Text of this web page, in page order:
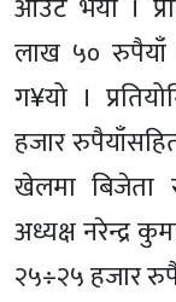
आउट भयो ।
लाख ५० रुपैयाँ
ग¥यो ।
हजार रुपैयाँसहित
खेलमा बिजेता
अध्यक्ष नरेन्द्र
२५÷२५ हजार